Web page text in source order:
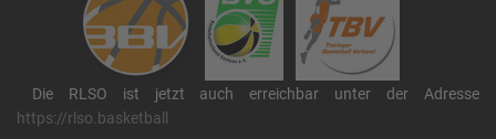
Die RLSO ist jetzt auch erreichbar unter der Adresse
https://rlso.basketball